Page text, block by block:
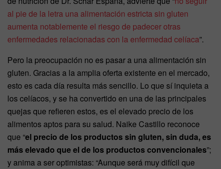
al pie de la letra una alimentación estricta sin gluten
aumenta notablemente el riesgo de padecer otras
enfermedades relacionadas con la enfermedad celíaca”.
Pero la preocupación no es pasar a una alimentación sin
gluten. Gracias a la amplia oferta existente en el mercado,
esto es cada día resulta más sencillo. Lo que sí inquieta a
los celíacos, y se ha convertido en una de las principales
quejas que refieren estos, es el elevado precio de los
alimentos aptos para su salud. Naike Castillo reconoce
que “el precio de los productos sin gluten, sin duda, es
más elevado que el de los productos convencionales”;
y anima a ser optimistas: “Aunque será muy difícil que